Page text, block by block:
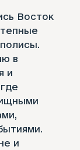
Восток
в
и
и